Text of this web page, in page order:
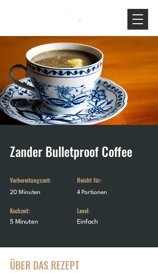
Zander Bulletproof Coffee
Vorbereitungszeit:
20 Minuten
Kochzeit:
5 Minuten
Reicht für:
4 Portionen
Level:
Einfach
ÜBER DAS REZEPT